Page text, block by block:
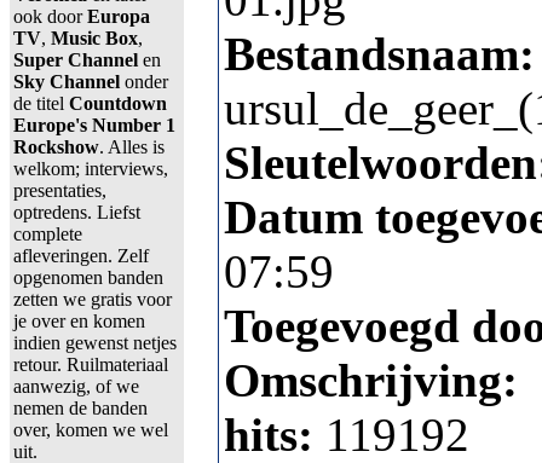
ook doorEuropa
TV, Music Box,
Super Channel en
Sky Channel onder
de titel Countdown
Europe's Number 1
Rockshow. Alles is
welkom; interviews,
presentaties,
optredens. Liefst
complete
afleveringen. Zelf
opgenomen banden
zetten we gratis voor
je over en komen
indien gewenst netjes
retour. Ruilmateriaal
aanwezig, of we
nemen de banden
over, komen we wel
uit.
Bestandsnaam:
Datum
07:59
Toegevoegd
Omschrijving:
hits: 119192